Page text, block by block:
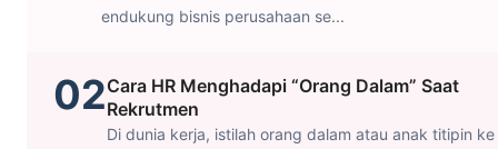
endukung bisnis perusahaan se...
02Cara HR Menghadapi “Orang Dalam” Saat
Rekrutmen
Di dunia kerja, istilah orang dalam atau anak titipin ke